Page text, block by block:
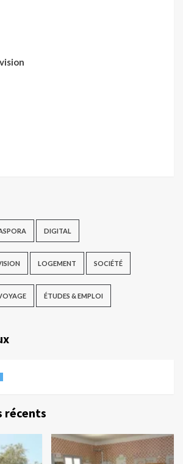
DIGITAL
LOGEMENT SOCIÉTÉ
ÉTUDES & EMPLOI
récents